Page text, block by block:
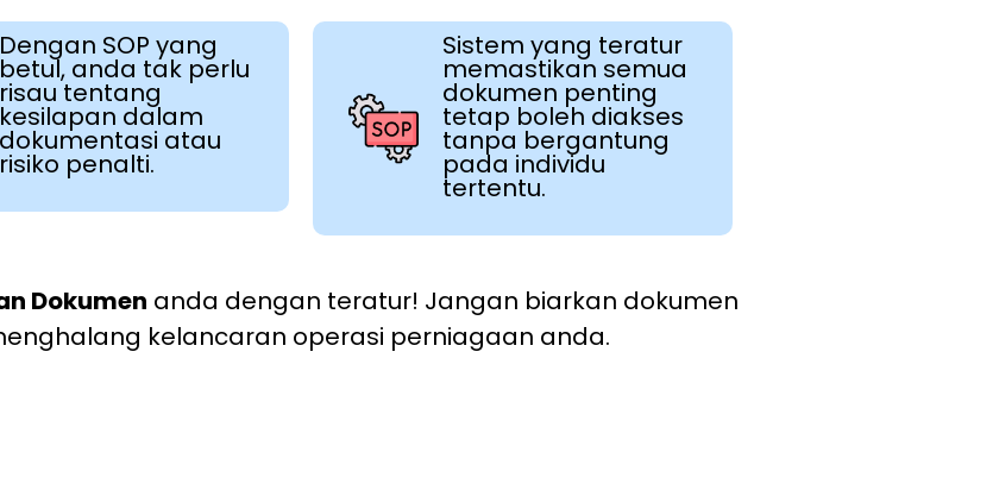
Dengan SOP yang
betul, anda tak perlu
risau tentang
kesilapan dalam
dokumentasi atau
risiko penalti.
Sistem yang teratur
memastikan semua
dokumen penting
tetap boleh diakses
tanpa bergantung
pada individu
tertentu.
Dokumen anda dengan teratur! Jangan biarkan dokumen
kelancaran operasi perniagaan anda.